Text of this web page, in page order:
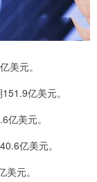
美元。
亿美元。
美元。
亿美元。
元。